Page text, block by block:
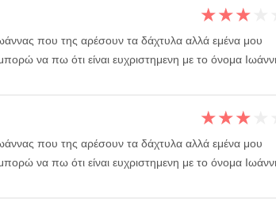
★★★
που της αρέσουν τα δάχτυλα αλλά εμένα μου
να πω ότι είναι ευχριστημενη με το όνομα
★★★
που της αρέσουν τα δάχτυλα αλλά εμένα μου
να πω ότι είναι ευχριστημενη με το όνομα